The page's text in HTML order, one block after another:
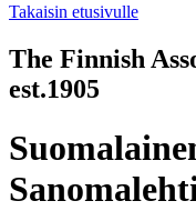
Takaisin etusivulle
The Finnish
est.1905